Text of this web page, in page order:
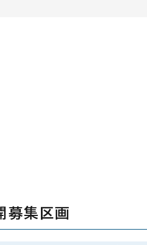
募集区画